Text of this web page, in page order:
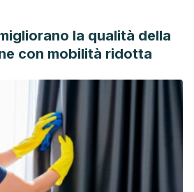
la qualità della
con mobilità ridotta